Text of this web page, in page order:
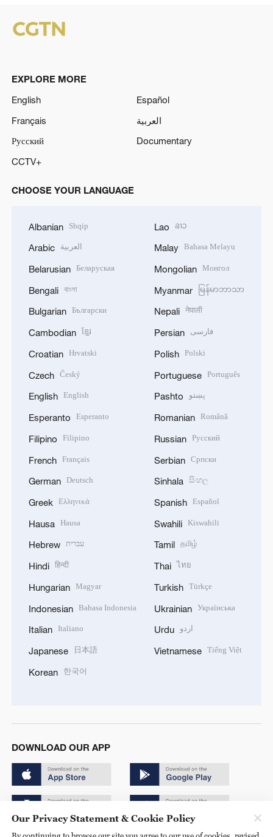
EXPLORE MORE
English
Español
Français
العربية
Русский
Documentary
CCTV+
CHOOSE YOUR LANGUAGE
Albanian Shqip
Arabic العربية
Belarusian Беларуская
Bengali বাংলা
Bulgarian Български
Cambodian ខ្មែរ
Croatian Hrvatski
Czech Český
English English
Esperanto Esperanto
Filipino Filipino
French Français
German Deutsch
Greek Ελληνικά
Hausa Hausa
Hebrew עברית
Hindi हिन्दी
Hungarian Magyar
Indonesian Bahasa Indonesia
Italian Italiano
Japanese 日本語
Korean 한국어
Lao ລາວ
Malay Bahasa Melayu
Mongolian Монгол
Myanmar မြန်မာဘာသာ
Nepali नेपाली
Persian فارسی
Polish Polski
Portuguese Português
Pashto پښتو
Romanian Română
Russian Русский
Serbian Српски
Sinhala සිංහල
Spanish Español
Swahili Kiswahili
Tamil தமிழ்
Thai ไทย
Turkish Türkçe
Ukrainian Українська
Urdu اردو
Vietnamese Tiếng Việt
DOWNLOAD OUR APP
Our Privacy Statement & Cookie Policy